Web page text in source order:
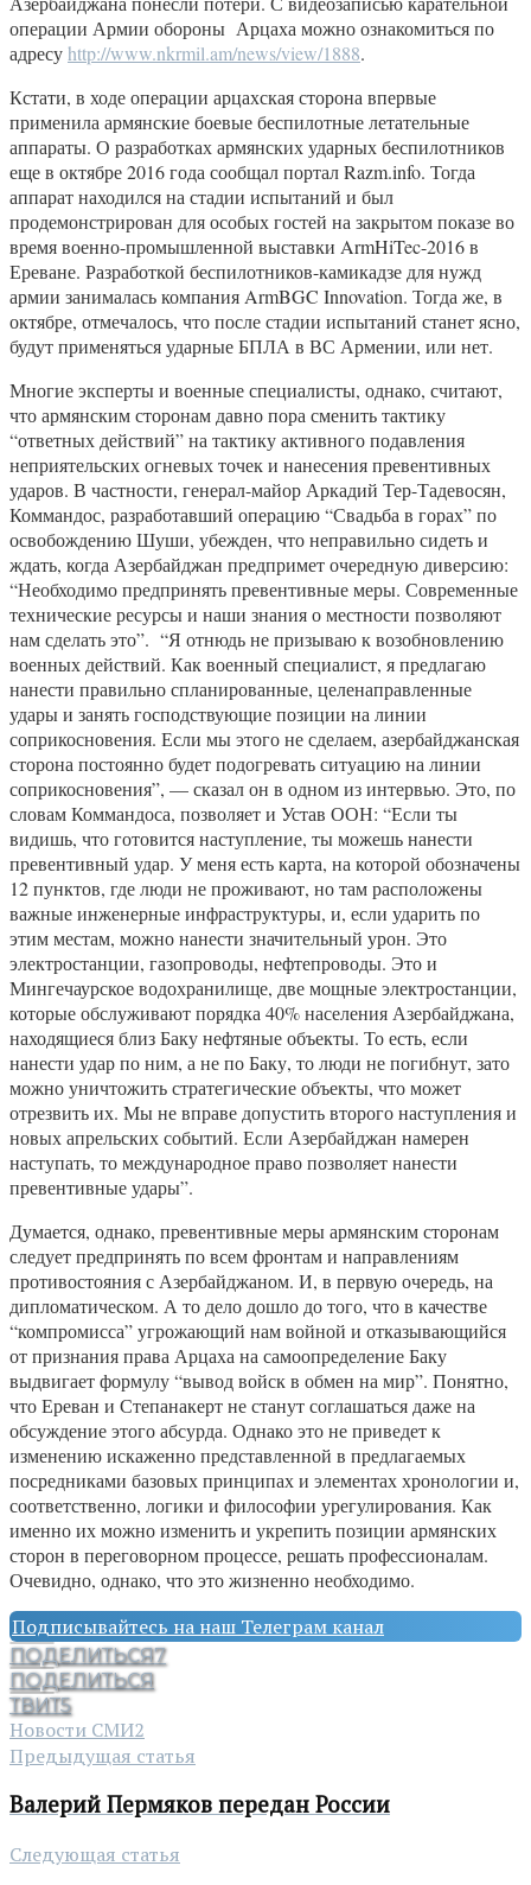
операции Армии обороны Арцаха можно ознакомиться по
адресуhttp://www.nkrmil.am/news/view/1888.
Кстати, в ходе операции арцахская сторона впервые
применила армянские боевые беспилотные летательные
аппараты. О разработках армянских ударных беспилотников
еще в октябре 2016 года сообщал портал Razm.info. Тогда
аппарат находился на стадии испытаний и был
продемонстрирован для особых гостей на закрытом показе во
время военно-промышленной выставки ArmHiTec-2016 в
Ереване. Разработкой беспилотников-камикадзе для нужд
армии занималась компания ArmBGC Innovation. Тогда же, в
октябре, отмечалось, что после стадии испытаний станет ясно,
будут применяться ударные БПЛА в ВС Армении, или нет.
Многие эксперты и военные специалисты, однако, считают,
что армянским сторонам давно пора сменить тактику
“ответных действий” на тактику активного подавления
неприятельских огневых точек и нанесения превентивных
ударов. В частности, генерал-майор Аркадий Тер-Тадевосян,
Коммандос, разработавший операцию “Свадьба в горах” по
освобождению Шуши, убежден, что неправильно сидеть и
ждать, когда Азербайджан предпримет очередную диверсию:
“Необходимо предпринять превентивные меры. Современные
технические ресурсы и наши знания о местности позволяют
нам сделать это”. “Я отнюдь не призываю к возобновлению
военных действий. Как военный специалист, я предлагаю
нанести правильно спланированные, целенаправленные
удары и занять господствующие позиции на линии
соприкосновения. Если мы этого не сделаем, азербайджанская
сторона постоянно будет подогревать ситуацию на линии
соприкосновения”, — сказал он в одном из интервью. Это, по
словам Коммандоса, позволяет и Устав ООН: “Если ты
видишь, что готовится наступление, ты можешь нанести
превентивный удар. У меня есть карта, на которой обозначены
12 пунктов, где люди не проживают, но там расположены
важные инженерные инфраструктуры, и, если ударить по
этим местам, можно нанести значительный урон. Это
электростанции, газопроводы, нефтепроводы. Это и
Мингечаурское водохранилище, две мощные электростанции,
которые обслуживают порядка 40% населения Азербайджана,
находящиеся близ Баку нефтяные объекты. То есть, если
нанести удар по ним, а не по Баку, то люди не погибнут, зато
можно уничтожить стратегические объекты, что может
отрезвить их. Мы не вправе допустить второго наступления и
новых апрельских событий. Если Азербайджан намерен
наступать, то международное право позволяет нанести
превентивные удары”.
Думается, однако, превентивные меры армянским сторонам
следует предпринять по всем фронтам и направлениям
противостояния с Азербайджаном. И, в первую очередь, на
дипломатическом. А то дело дошло до того, что в качестве
“компромисса” угрожающий нам войной и отказывающийся
от признания права Арцаха на самоопределение Баку
выдвигает формулу “вывод войск в обмен на мир”. Понятно,
что Ереван и Степанакерт не станут соглашаться даже на
обсуждение этого абсурда. Однако это не приведет к
изменению искаженно представленной в предлагаемых
посредниками базовых принципах и элементах хронологии и,
соответственно, логики и философии урегулирования. Как
именно их можно изменить и укрепить позиции армянских
сторон в переговорном процессе, решать профессионалам.
Очевидно, однако, что это жизненно необходимо.
Подписывайтесь на наш Телеграм канал
ПОДЕЛИТЬСЯ7
ПОДЕЛИТЬСЯ
ТВИТ5
Новости СМИ2
Предыдущая статья
Валерий Пермяков передан России
Следующая статья